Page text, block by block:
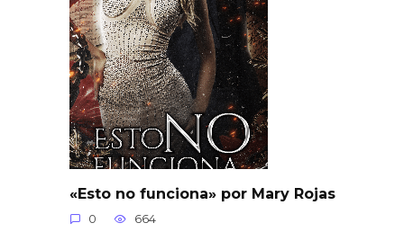
«Esto no funciona» por Mary Rojas
0 664